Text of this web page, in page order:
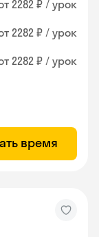
2282 ₽ / урок
2282 ₽ / урок
2282 ₽ / урок
время